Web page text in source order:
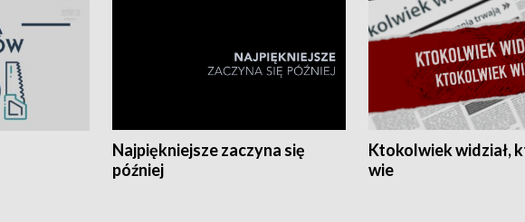
Najpiękniejsze zaczyna się
później
Ktokolwiek widział,
wie